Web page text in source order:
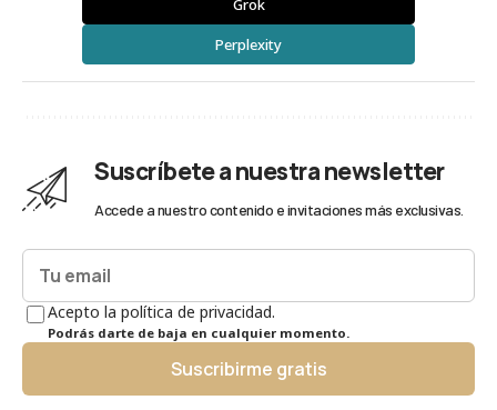
Grok
Perplexity
Suscríbete a nuestra newsletter
Accede a nuestro contenido e invitaciones más exclusivas.
Acepto la política de privacidad.
Podrás darte de baja en cualquier momento.
Suscribirme gratis